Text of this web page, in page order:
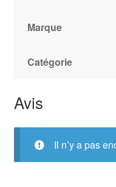
Marque
Catégorie
Avis
Il n’y a pas